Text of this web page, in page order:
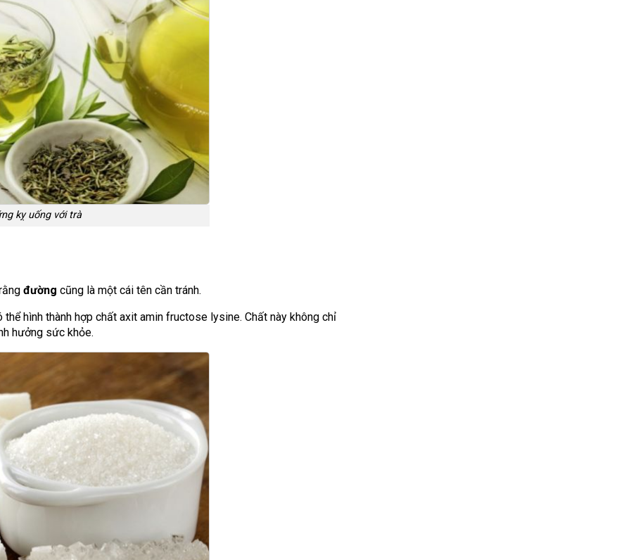
kỵ uống với trà
đường cũng là một cái tên cần tránh.
hình thành hợp chất axit amin fructose lysine. Chất này không chỉ
hưởng sức khỏe.